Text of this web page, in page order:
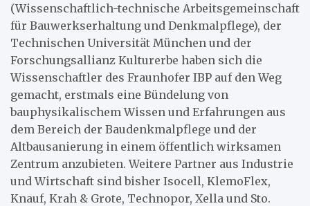
(Wissenschaftlich-technische Arbeitsgemeinschaft
für Bauwerkserhaltung und Denkmalpflege), der
Technischen Universität München und der
Forschungsallianz Kulturerbe haben sich die
Wissenschaftler des Fraunhofer IBP auf den Weg
gemacht, erstmals eine Bündelung von
bauphysikalischem Wissen und Erfahrungen aus
dem Bereich der Baudenkmalpflege und der
Altbausanierung in einem öffentlich wirksamen
Zentrum anzubieten. Weitere Partner aus Industrie
und Wirtschaft sind bisher Isocell, KlemoFlex,
Knauf, Krah & Grote, Technopor, Xella und Sto.